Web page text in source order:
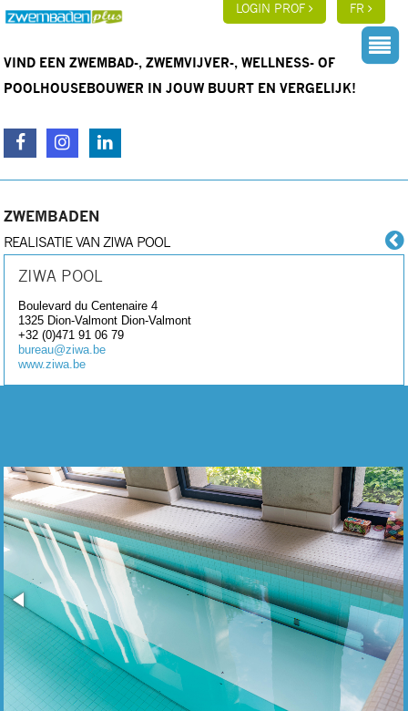
LOGIN PROF FR
VIND EEN ZWEMBAD-, ZWEMVIJVER-, WELLNESS- OF
POOLHOUSEBOUWER IN JOUW BUURT EN VERGELIJK!
ZWEMBADEN
REALISATIE VAN ZIWA POOL
ZIWA POOL
Boulevard du Centenaire 4
1325 Dion-Valmont Dion-Valmont
+32 (0)471 91 06 79
bureau@ziwa.be
www.ziwa.be